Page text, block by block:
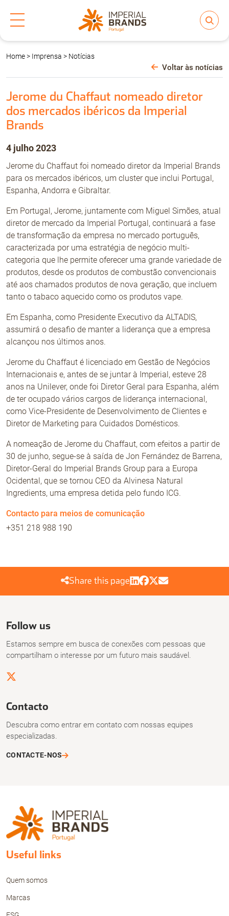
Quem Somos
Marcas
ESG
Imprensa
Contacto
Não Contrabando
Home> Imprensa > Notícias
Voltar às notícias
Jerome du Chaffaut nomeado diretor
dos mercados ibéricos da Imperial
Brands
4 julho 2023
Jerome du Chaffaut foi nomeado diretor da Imperial Brands
para os mercados ibéricos, um cluster que inclui Portugal,
Espanha, Andorra e Gibraltar.
Em Portugal, Jerome, juntamente com Miguel Simões, atual
diretor de mercado da Imperial Portugal, continuará a fase
de transformação da empresa no mercado português,
caracterizada por uma estratégia de negócio multi-
categoria que lhe permite oferecer uma grande variedade de
produtos, desde os produtos de combustão convencionais
até aos chamados produtos de nova geração, que incluem
tanto o tabaco aquecido como os produtos vape.
Em Espanha, como Presidente Executivo da ALTADIS,
assumirá o desafio de manter a liderança que a empresa
alcançou nos últimos anos.
Jerome du Chaffaut é licenciado em Gestão de Negócios
Internacionais e, antes de se juntar à Imperial, esteve 28
anos na Unilever, onde foi Diretor Geral para Espanha, além
de ter ocupado vários cargos de liderança internacional,
como Vice-Presidente de Desenvolvimento de Clientes e
Diretor de Marketing para Cuidados Domésticos.
A nomeação de Jerome du Chaffaut, com efeitos a partir de
30 de junho, segue-se à saída de Jon Fernández de Barrena,
Diretor-Geral do Imperial Brands Group para a Europa
Ocidental, que se tornou CEO da Alvinesa Natural
Ingredients, uma empresa detida pelo fundo ICG.
Contacto para meios de comunicação
+351 218 988 190
Share this page
Follow us
Estamos sempre em busca de conexões com pessoas que
compartilham o interesse por um futuro mais saudável.
Contacto
Descubra como entrar em contato com nossas equipes
especializadas.
CONTACTE-NOS
Useful links
Quem somos
Marcas